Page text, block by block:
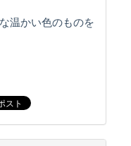
温かい色のものを